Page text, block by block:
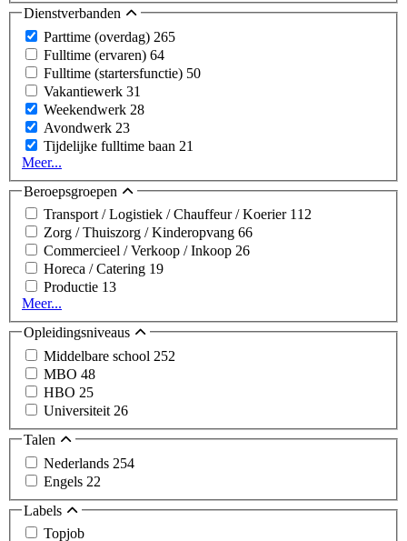
Dienstverbanden
Parttime (overdag) 265
Fulltime (ervaren) 64
Fulltime (startersfunctie) 50
Vakantiewerk 31
Weekendwerk 28
Avondwerk 23
Tijdelijke fulltime baan 21
Meer...
Beroepsgroepen
Transport / Logistiek / Chauffeur / Koerier 112
Zorg / Thuiszorg / Kinderopvang 66
Commercieel / Verkoop / Inkoop 26
Horeca / Catering 19
Productie 13
Meer...
Opleidingsniveaus
Middelbare school 252
MBO 48
HBO 25
Universiteit 26
Talen
Nederlands 254
Engels 22
Labels
Topjob